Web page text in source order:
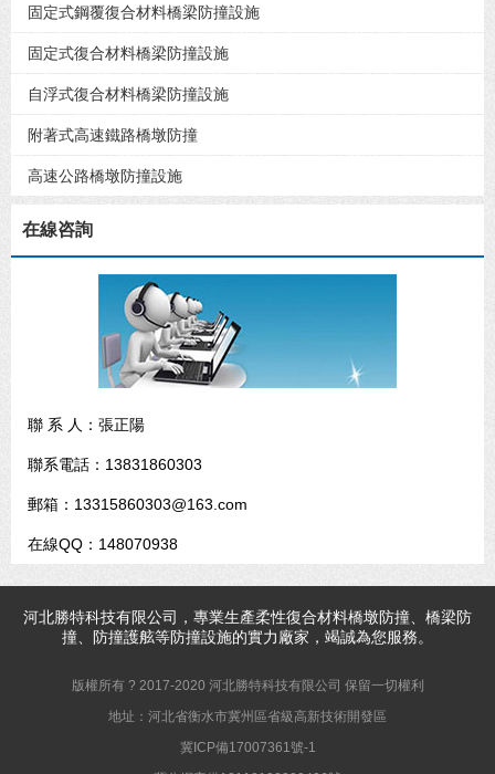
固定式鋼覆復合材料橋梁防撞設施
固定式復合材料橋梁防撞設施
自浮式復合材料橋梁防撞設施
附著式高速鐵路橋墩防撞
高速公路橋墩防撞設施
在線咨詢
聯 系 人：張正陽
聯系電話：13831860303
郵箱：13315860303@163.com
在線QQ：148070938
河北勝特科技有限公司，專業生產柔性復合材料橋墩防撞、橋梁防
撞、防撞護舷等防撞設施的實力廠家，竭誠為您服務。
版權所有 ? 2017-2020 河北勝特科技有限公司 保留一切權利
地址：河北省衡水市冀州區省級高新技術開發區
冀ICP備17007361號-1